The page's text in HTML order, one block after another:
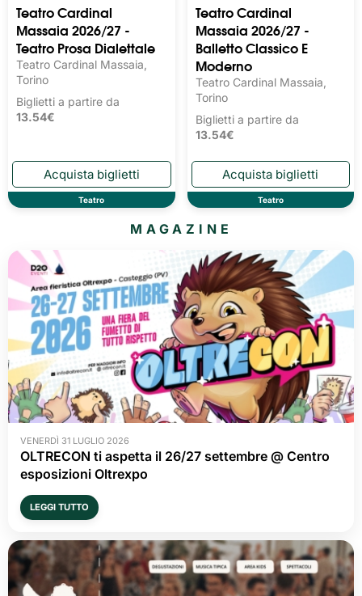
Teatro Cardinal
Massaia 2026/27 -
Teatro Prosa Dialettale
Teatro Cardinal Massaia,
Torino
Biglietti a partire da
13.54€
Teatro
Teatro Cardinal
Massaia 2026/27 -
Balletto Classico E
Moderno
Teatro Cardinal Massaia,
Torino
Biglietti a partire da
13.54€
Teatro
MAGAZINE
VENERDÌ 31 LUGLIO 2026
OLTRECON ti aspetta il 26/27 settembre @ Centro
esposizioni Oltrexpo
LEGGI TUTTO